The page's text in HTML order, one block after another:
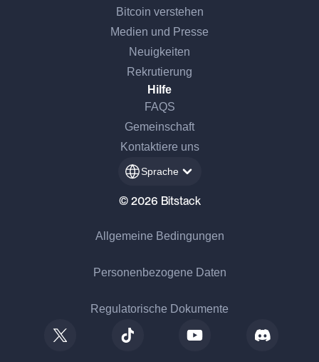
Bitcoin verstehen
Medien und Presse
Neuigkeiten
Rekrutierung
Hilfe
FAQS
Gemeinschaft
Kontaktiere uns
Sprache
© 2026 Bitstack
Allgemeine Bedingungen
Personenbezogene Daten
Regulatorische Dokumente